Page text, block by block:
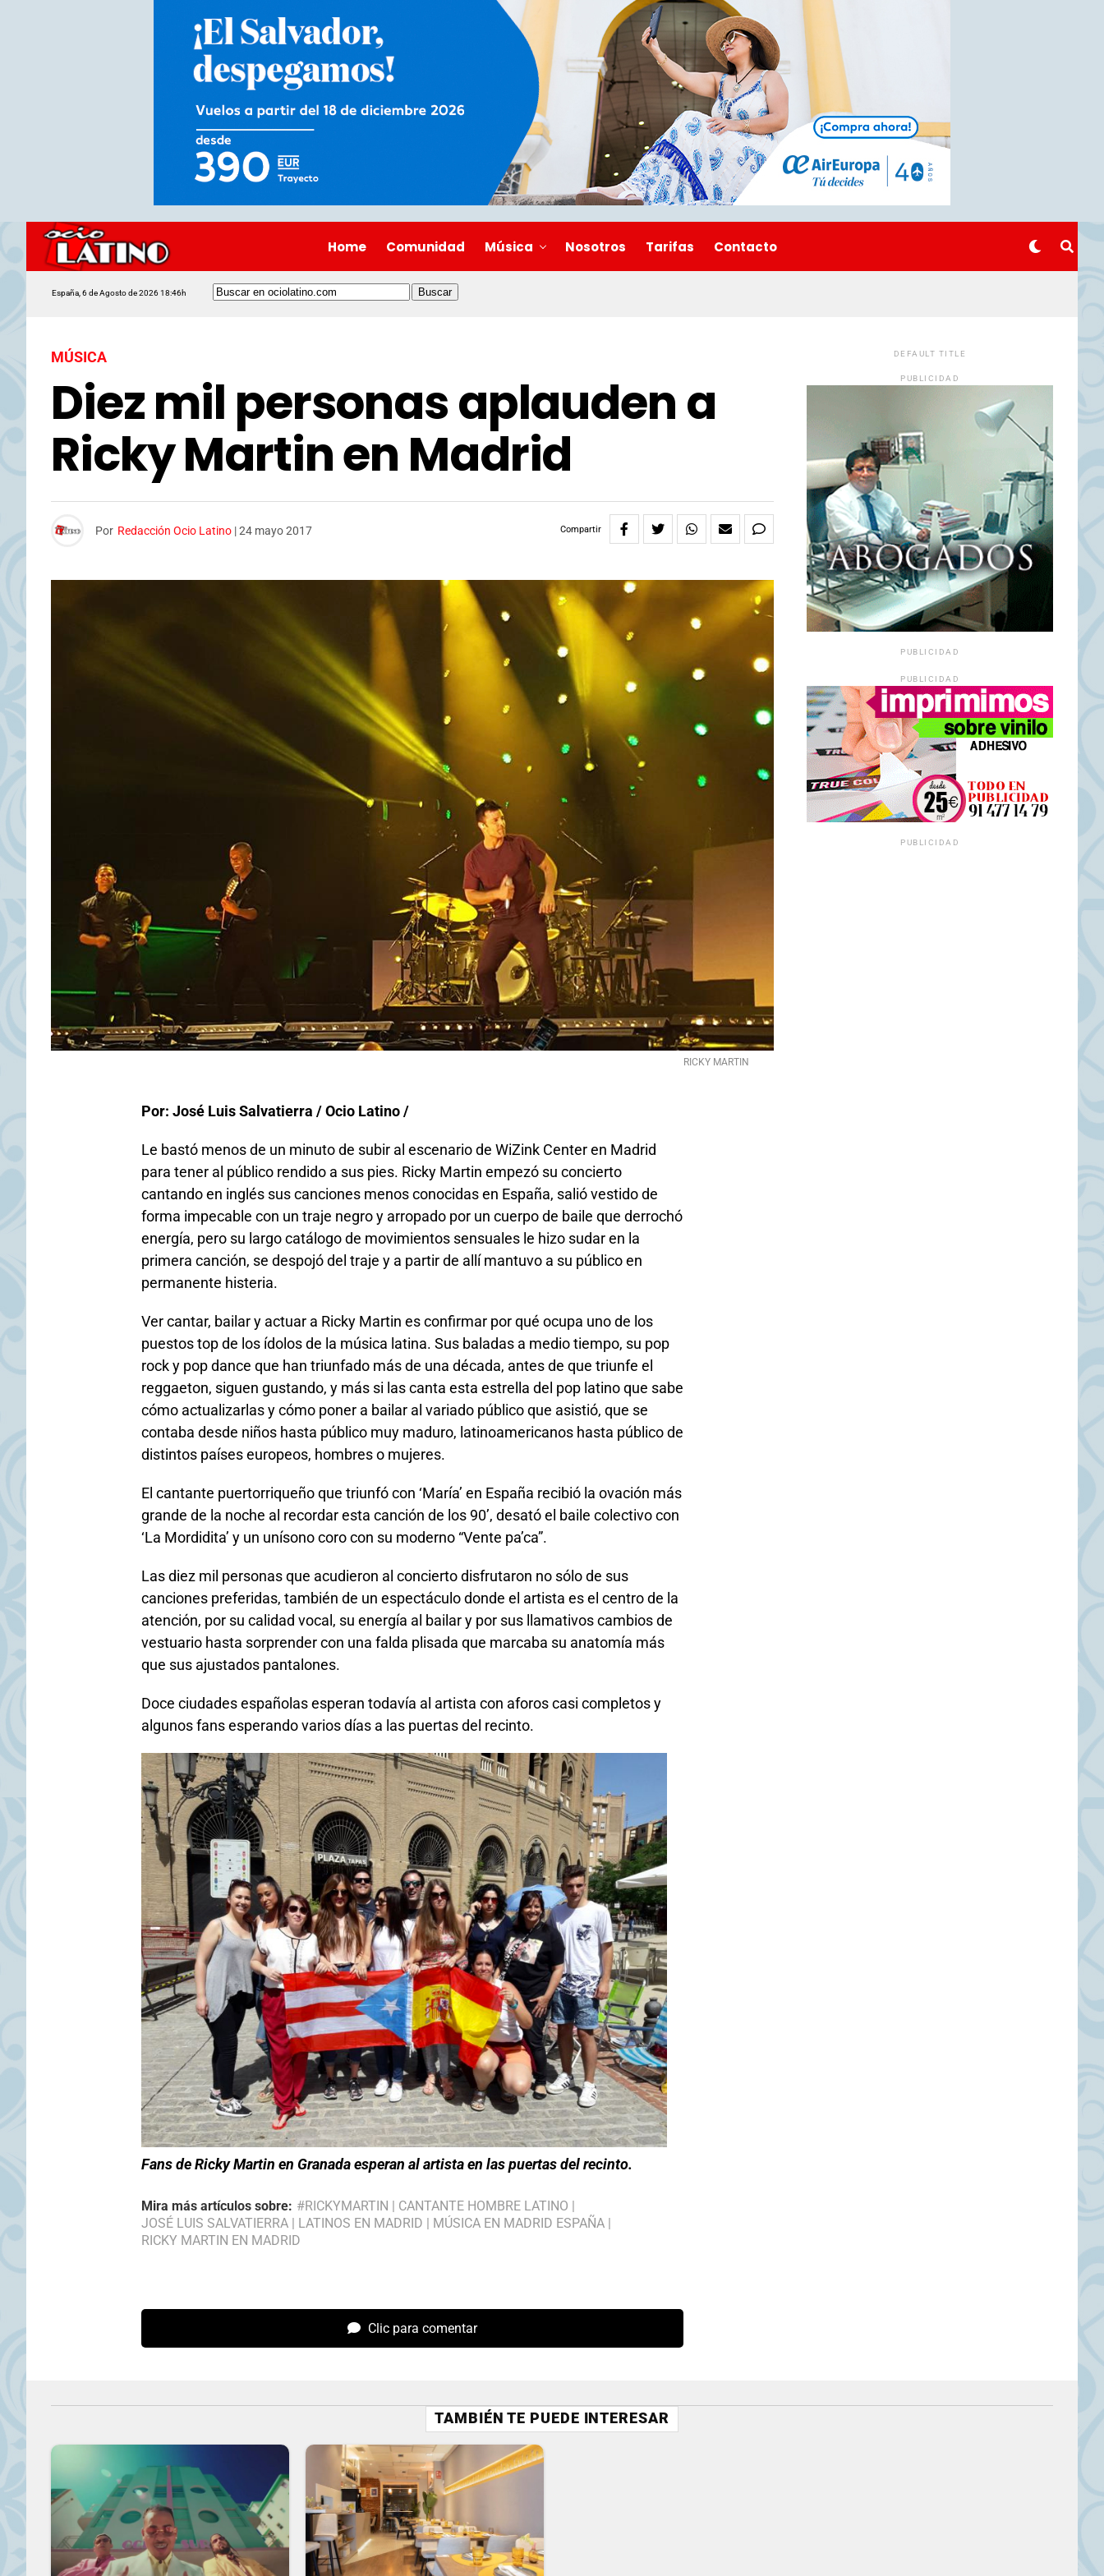
Home Comunidad Música Nosotros Tarifas Contacto
España, 6 de Agosto de 2026 18:46h
MÚSICA
Diez mil personas aplauden a
Ricky Martin en Madrid
Por Redacción Ocio Latino |24 mayo 2017 Compartir
RICKY MARTIN
Por: José Luis Salvatierra / Ocio Latino /
Le bastó menos de un minuto de subir al escenario de WiZink Center en Madrid
para tener al público rendido a sus pies. Ricky Martin empezó su concierto
cantando en inglés sus canciones menos conocidas en España, salió vestido de
forma impecable con un traje negro y arropado por un cuerpo de baile que derrochó
energía, pero su largo catálogo de movimientos sensuales le hizo sudar en la
primera canción, se despojó del traje y a partir de allí mantuvo a su público en
permanente histeria.
Ver cantar, bailar y actuar a Ricky Martin es confirmar por qué ocupa uno de los
puestos top de los ídolos de la música latina. Sus baladas a medio tiempo, su pop
rock y pop dance que han triunfado más de una década, antes de que triunfe el
reggaeton, siguen gustando, y más si las canta esta estrella del pop latino que sabe
cómo actualizarlas y cómo poner a bailar al variado público que asistió, que se
contaba desde niños hasta público muy maduro, latinoamericanos hasta público de
distintos países europeos, hombres o mujeres.
El cantante puertorriqueño que triunfó con ‘María’ en España recibió la ovación más
grande de la noche al recordar esta canción de los 90’, desató el baile colectivo con
‘La Mordidita’ y un unísono coro con su moderno “Vente pa’ca”.
Las diez mil personas que acudieron al concierto disfrutaron no sólo de sus
canciones preferidas, también de un espectáculo donde el artista es el centro de la
atención, por su calidad vocal, su energía al bailar y por sus llamativos cambios de
vestuario hasta sorprender con una falda plisada que marcaba su anatomía más
que sus ajustados pantalones.
Doce ciudades españolas esperan todavía al artista con aforos casi completos y
algunos fans esperando varios días a las puertas del recinto.
Fans de Ricky Martin en Granada esperan al artista en las puertas del recinto.
Mira más artículos sobre: #RICKYMARTIN CANTANTE HOMBRE LATINO
JOSÉ LUIS SALVATIERRA
LATINOS EN MADRID MÚSICA EN MADRID ESPAÑA
RICKY MARTIN EN MADRID
Clic para comentar
DEFAULT TITLE
PUBLICIDAD
PUBLICIDAD
PUBLICIDAD
PUBLICIDAD
TAMBIÉN TE PUEDE INTERESAR